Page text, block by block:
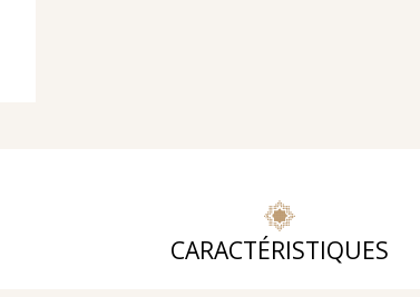
CARACTÉRISTIQUES